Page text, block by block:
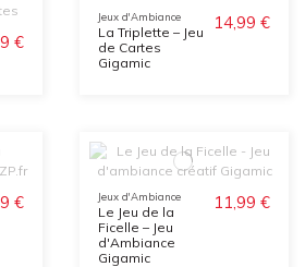
€
Jeux d'Ambiance
La Triplette – Jeu
de Cartes
Gigamic
14,99 €
€ Jeux d'Ambiance
Le Jeu de la
Ficelle – Jeu
d'Ambiance
Gigamic
11,99 €